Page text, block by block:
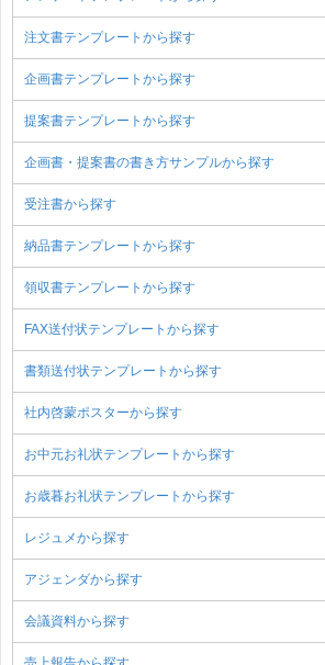
注文書テンプレートから探す
企画書テンプレートから探す
提案書テンプレートから探す
企画書・提案書の書き方サンプルから探す
受注書から探す
納品書テンプレートから探す
領収書テンプレートから探す
FAX送付状テンプレートから探す
書類送付状テンプレートから探す
社内啓蒙ポスターから探す
お中元お礼状テンプレートから探す
お歳暮お礼状テンプレートから探す
レジュメから探す
アジェンダから探す
会議資料から探す